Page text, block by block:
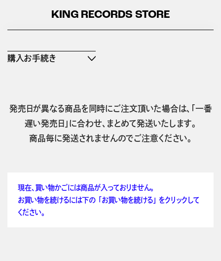
KING RECORDS STORE
購入お手続き
発売日が異なる商品を同時にご注文頂いた場合は、「一番
遅い発売日」に合わせ、まとめて発送いたします。
商品毎に発送されませんのでご注意ください。
現在、買い物かごには商品が入っておりません。
お買い物を続けるには下の 「お買い物を続ける」 をクリックして
ください。